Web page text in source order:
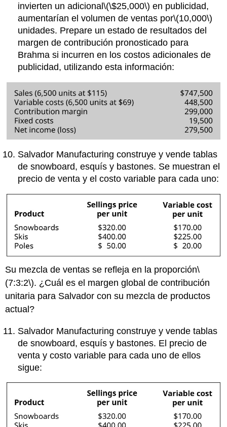
invierten un adicional\(\$25,000\) en publicidad,
aumentarían el volumen de ventas por\(10,000\)
unidades. Prepare un estado de resultados del
margen de contribución pronosticado para
Brahma si incurren en los costos adicionales de
publicidad, utilizando esta información:
Salvador Manufacturing construye y vende tablas
de snowboard, esquís y bastones. Se muestran el
precio de venta y el costo variable para cada uno:
Su mezcla de ventas se refleja en la proporción\
(7:3:2\). ¿Cuál es el margen global de contribución
unitaria para Salvador con su mezcla de productos
actual?
Salvador Manufacturing construye y vende tablas
de snowboard, esquís y bastones. El precio de
venta y costo variable para cada uno de ellos
sigue: